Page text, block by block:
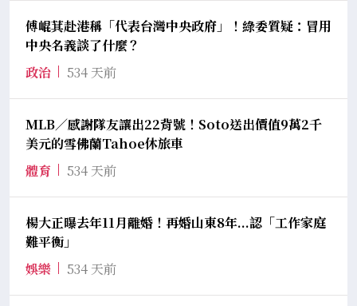
傅崐萁赴港稱「代表台灣中央政府」！綠委質疑：冒用
中央名義談了什麼？
政治
534 天前
MLB／感謝隊友讓出22背號！Soto送出價值9萬2千
美元的雪佛蘭Tahoe休旅車
體育
534 天前
楊大正曝去年11月離婚！再婚山東8年...認「工作家庭
難平衡」
娛樂
534 天前